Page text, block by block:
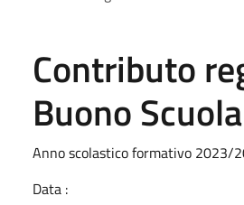
Contributo
Buono Scuola
Anno scolastico formativo 2023/
Data :